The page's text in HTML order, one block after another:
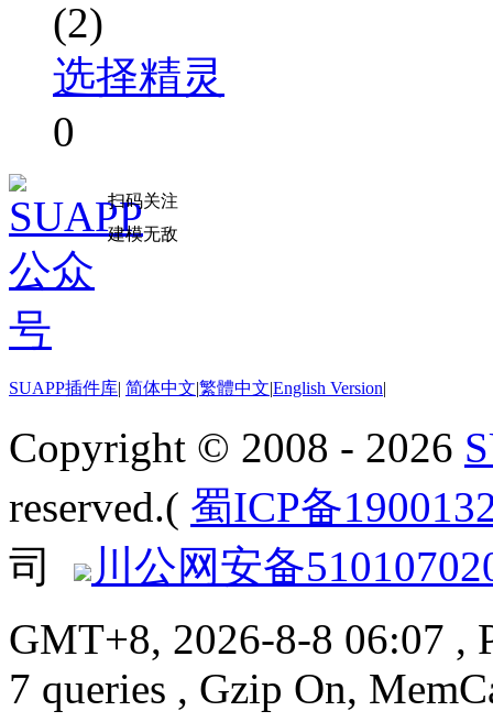
(2)
选择精灵
0
扫码关注
建模无敌
SUAPP插件库| 简体中文|繁體中文|English Version|
Copyright © 2008 - 2026
reserved.( 蜀ICP备
司
川公网安备
GMT+8, 2026-8-8 06:07 ,
7 queries , Gzip On,